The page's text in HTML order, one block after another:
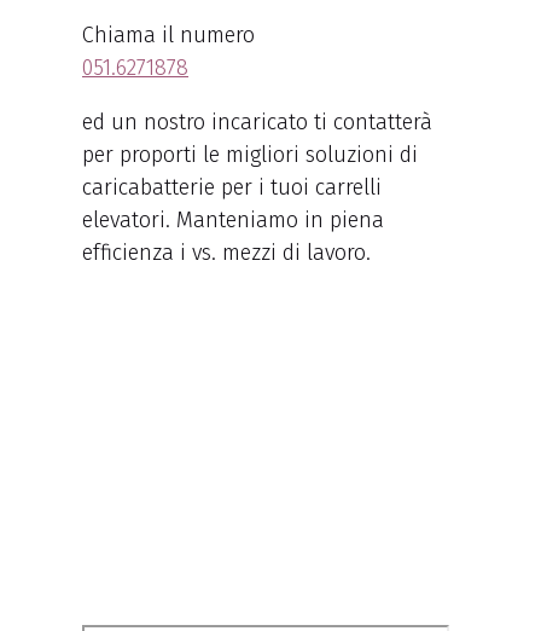
Chiama il numero
051.6271878
ed un nostro incaricato ti contatterà
per proporti le migliori soluzioni di
caricabatterie per i tuoi carrelli
elevatori. Manteniamo in piena
efficienza i vs. mezzi di lavoro.